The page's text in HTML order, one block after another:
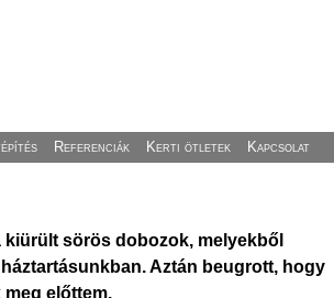
Referenciák Kerti ötletek Kapcsolat
sörös dobozok, melyekből
Aztán beugrott, hogy
előttem.